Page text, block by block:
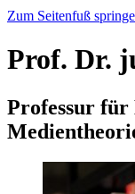
Zum Seitenfuß
Prof. Dr.
Professur für